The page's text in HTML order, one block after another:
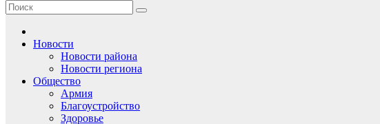
Новости
Новости района
Новости региона
Общество
Армия
Благоустройство
Здоровье